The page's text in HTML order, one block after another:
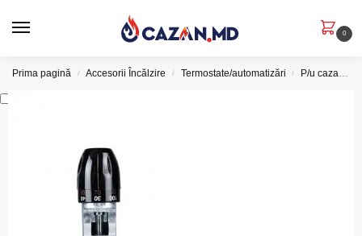
0
Prima pagină / Accesorii Încălzire / Termostate/automatizări / P/u cazane pe combustibil solid